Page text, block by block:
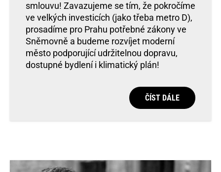
smlouvu! Zavazujeme se tím, že pokročíme
ve velkých investicích (jako třeba metro D),
prosadíme pro Prahu potřebné zákony ve
Sněmovně a budeme rozvíjet moderní
město podporující udržitelnou dopravu,
dostupné bydlení i klimatický plán!
ČÍST DÁLE